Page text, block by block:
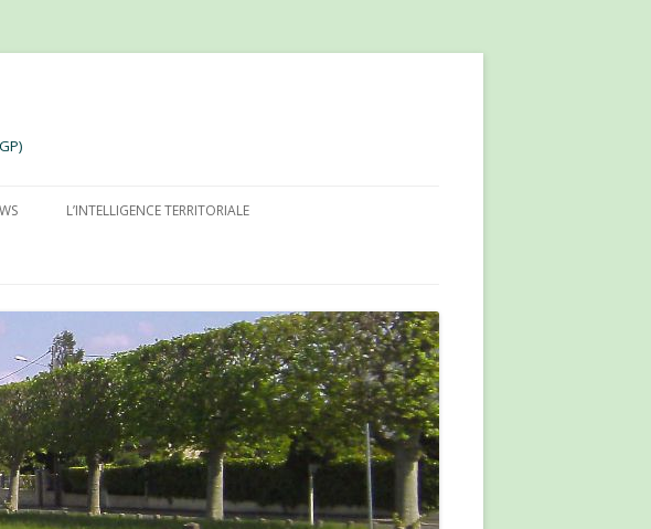
L’INTELLIGENCE TERRITORIALE